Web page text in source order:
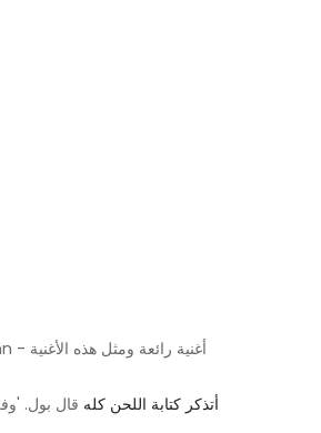
أتذكر كتابة اللحن كله